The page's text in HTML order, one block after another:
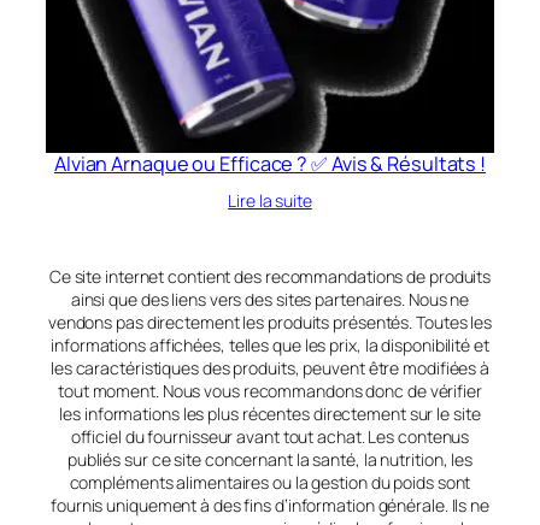
Alvian Arnaque ou Efficace ? ✅ Avis & Résultats !
Lire la suite
Ce site internet contient des recommandations de produits
ainsi que des liens vers des sites partenaires. Nous ne
vendons pas directement les produits présentés. Toutes les
informations affichées, telles que les prix, la disponibilité et
les caractéristiques des produits, peuvent être modifiées à
tout moment. Nous vous recommandons donc de vérifier
les informations les plus récentes directement sur le site
officiel du fournisseur avant tout achat. Les contenus
publiés sur ce site concernant la santé, la nutrition, les
compléments alimentaires ou la gestion du poids sont
fournis uniquement à des fins d’information générale. Ils ne